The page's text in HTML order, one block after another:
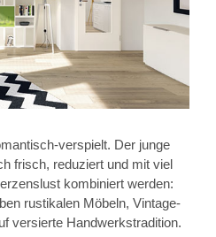
verspielt. Der junge
frisch, reduziert und mit viel
kombiniert werden:
rustikalen Möbeln, Vintage-
versierte Handwerkstradition.